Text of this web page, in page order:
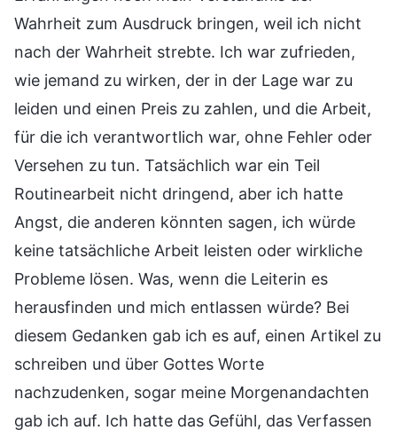
Wahrheit zum Ausdruck bringen, weil ich nicht
nach der Wahrheit strebte. Ich war zufrieden,
wie jemand zu wirken, der in der Lage war zu
leiden und einen Preis zu zahlen, und die Arbeit,
für die ich verantwortlich war, ohne Fehler oder
Versehen zu tun. Tatsächlich war ein Teil
Routinearbeit nicht dringend, aber ich hatte
Angst, die anderen könnten sagen, ich würde
keine tatsächliche Arbeit leisten oder wirkliche
Probleme lösen. Was, wenn die Leiterin es
herausfinden und mich entlassen würde? Bei
diesem Gedanken gab ich es auf, einen Artikel zu
schreiben und über Gottes Worte
nachzudenken, sogar meine Morgenandachten
gab ich auf. Ich hatte das Gefühl, das Verfassen